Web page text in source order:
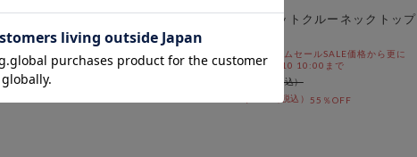
期間限定タイムセールSALE価格から更に
10%OFF! 8/10 10:00まで
￥1,485
￥5,500
スラブカットクルーネックトップ
期間限定タイムセールSALE価格から更に
10%OFF! 8/10 10:00まで
55％OFF